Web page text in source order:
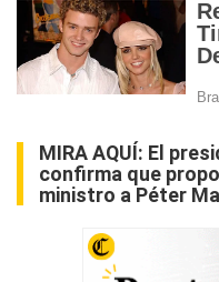
MIRA AQUÍ: El
confirma que
ministro a Péter